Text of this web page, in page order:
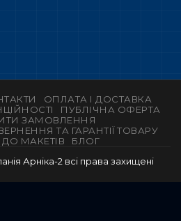
ОПЛАТА І ДОСТАВКА
ПУБЛІЧНА ОФЕРТА
ЗАМОВЛЕННЯ
ТА ГАРАНТІЇ ТОВАРУ
МАКЕТІВ
БЛОГ
Арніка-2 всі права захищені